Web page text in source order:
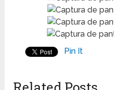
Pin It